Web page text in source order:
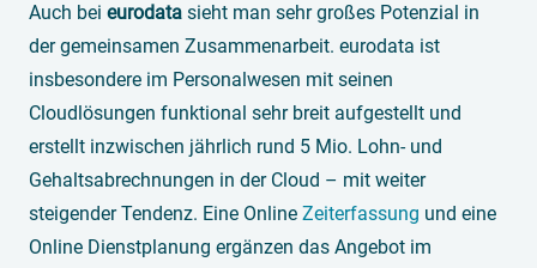
Auch bei eurodata sieht man sehr großes Potenzial in
der gemeinsamen Zusammenarbeit. eurodata ist
insbesondere im Personalwesen mit seinen
Cloudlösungen funktional sehr breit aufgestellt und
erstellt inzwischen jährlich rund 5 Mio. Lohn- und
Gehaltsabrechnungen in der Cloud – mit weiter
steigender Tendenz. Eine Online Zeiterfassung und eine
Online Dienstplanung ergänzen das Angebot im